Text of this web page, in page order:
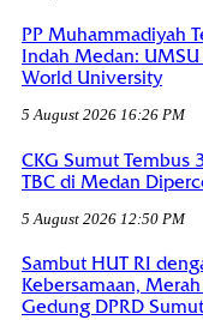
PP Muhammadiyah
Indah Medan:
World University
5 August 2026 16:26 PM
CKG Sumut Tembus
TBC di Medan
5 August 2026 12:50 PM
Sambut HUT RI
Kebersamaan,
Gedung DPRD Sumut